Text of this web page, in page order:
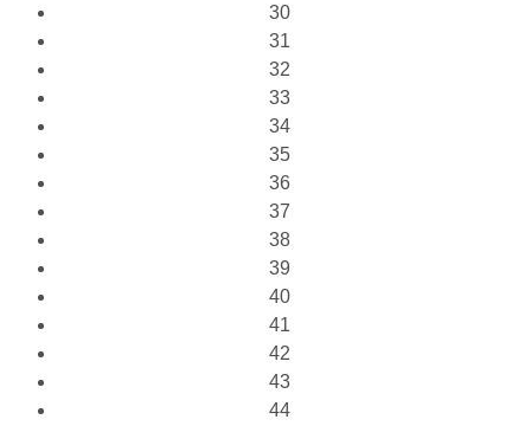
30
31
32
33
34
35
36
37
38
39
40
41
42
43
44